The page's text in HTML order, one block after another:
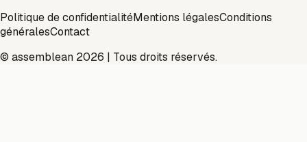
Politique de confidentialitéMentions légalesConditions
généralesContact
© assemblean 2026 | Tous droits réservés.